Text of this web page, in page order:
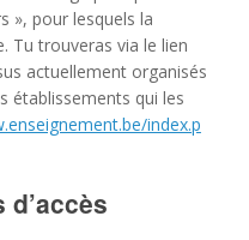
», pour lesquels la
Tu trouveras via le lien
actuellement organisés
établissements qui les
index.p